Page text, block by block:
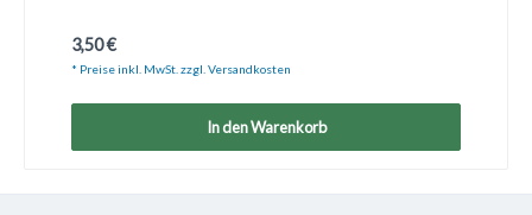
Regulärer Preis:
3,50 €
* Preise inkl. MwSt. zzgl. Versandkosten
In den Warenkorb